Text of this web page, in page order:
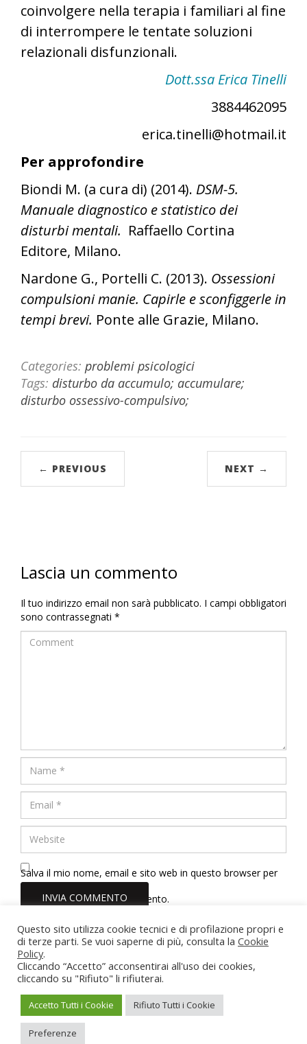
coinvolgere nella terapia i familiari al fine
di interrompere le tentate soluzioni
relazionali disfunzionali.
Dott.ssa Erica Tinelli
3884462095
erica.tinelli@hotmail.it
Per approfondire
Biondi M. (a cura di) (2014). DSM-5.
Manuale diagnostico e statistico dei
disturbi mentali. Raffaello Cortina
Editore, Milano.
Nardone G., Portelli C. (2013). Ossessioni
compulsioni manie. Capirle e sconfiggerle in
tempi brevi. Ponte alle Grazie, Milano.
Categories: problemi psicologici
Tags: disturbo da accumulo; accumulare;
disturbo ossessivo-compulsivo;
← PREVIOUS NEXT →
Lascia un commento
Il tuo indirizzo email non sarà pubblicato. I campi obbligatori
sono contrassegnati *
Salva il mio nome, email e sito web in questo browser per
la prossima volta che commento.
Dott.ssa Erica Tinelli Psicologa
Partita IVA: 02211710567
Iscrizione Albo Psicologi del Lazio n. 22166
erica.tinelli@hotmail.it-3884462095
Questo sito utilizza cookie tecnici e di profilazione propri e
di terze parti. Se vuoi saperne di più, consulta la Cookie
Policy.
Cliccando “Accetto” acconsentirai all'uso dei cookies,
cliccando su "Rifiuto" li rifiuterai.
Accetto Tutti i Cookie Rifiuto Tutti i Cookie
Preferenze